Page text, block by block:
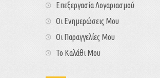
Επεξεργασία Λογαριασμού
Οι Ενημερώσεις Μου
Οι Παραγγελίες Μου
Το Καλάθι Μου